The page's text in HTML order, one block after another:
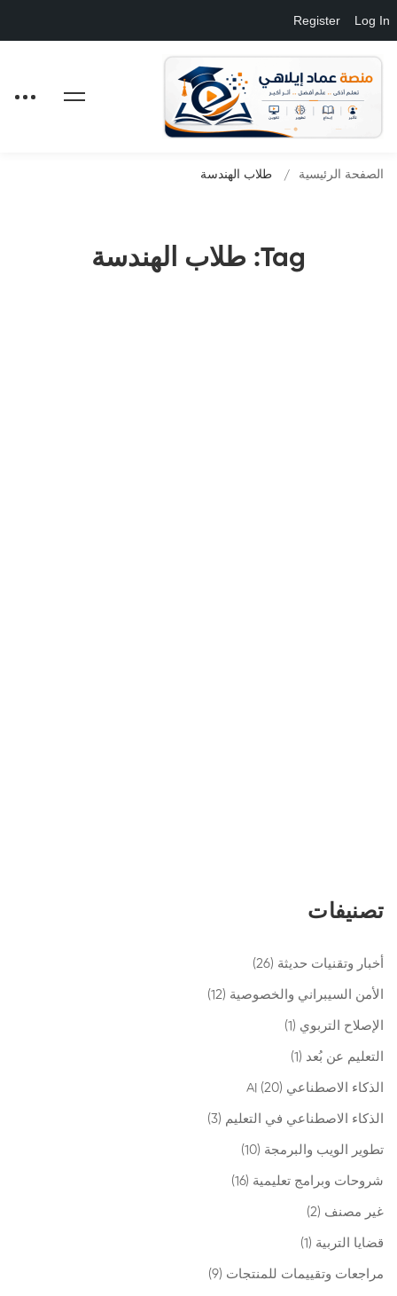
Log In
Register
Tag: طلاب الهندسة
الصفحة الرئيسية طلاب الهندسة
تصنيفات
أخبار وتقنيات حديثة (26)
الأمن السيبراني والخصوصية (12)
الإصلاح التربوي (1)
التعليم عن بُعد (1)
الذكاء الاصطناعي AI (20)
الذكاء الاصطناعي في التعليم (3)
تطوير الويب والبرمجة (10)
شروحات وبرامج تعليمية (16)
غير مصنف (2)
قضايا التربية (1)
مراجعات وتقييمات للمنتجات (9)